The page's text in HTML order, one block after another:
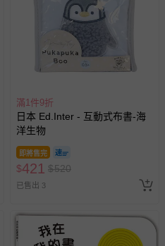
滿1件9折
日本 Ed.Inter - 互動式布書-海
洋生物
即將售完
$421 $520
已售出 3